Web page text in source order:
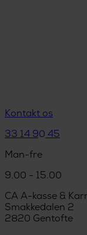
Kontakt os
33 14 90 45
Man-fre
9.00 - 15.00
CA A-kasse &
Smakkedalen 2
2820 Gentofte